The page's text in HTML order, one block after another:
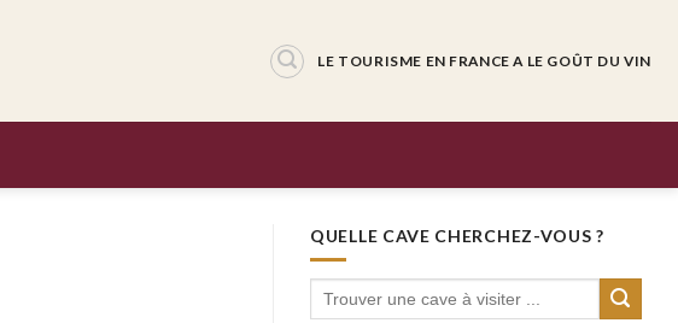
LE TOURISME EN FRANCE A LE GOÛT DU VIN
QUELLE CAVE CHERCHEZ-VOUS ?